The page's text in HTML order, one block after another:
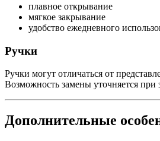
плавное открывание
мягкое закрывание
удобство ежедневного
Ручки
Ручки могут отличаться от
Возможность замены уточняется при
Дополнительные